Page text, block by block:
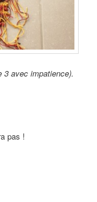
3 avec impatience).
pas !